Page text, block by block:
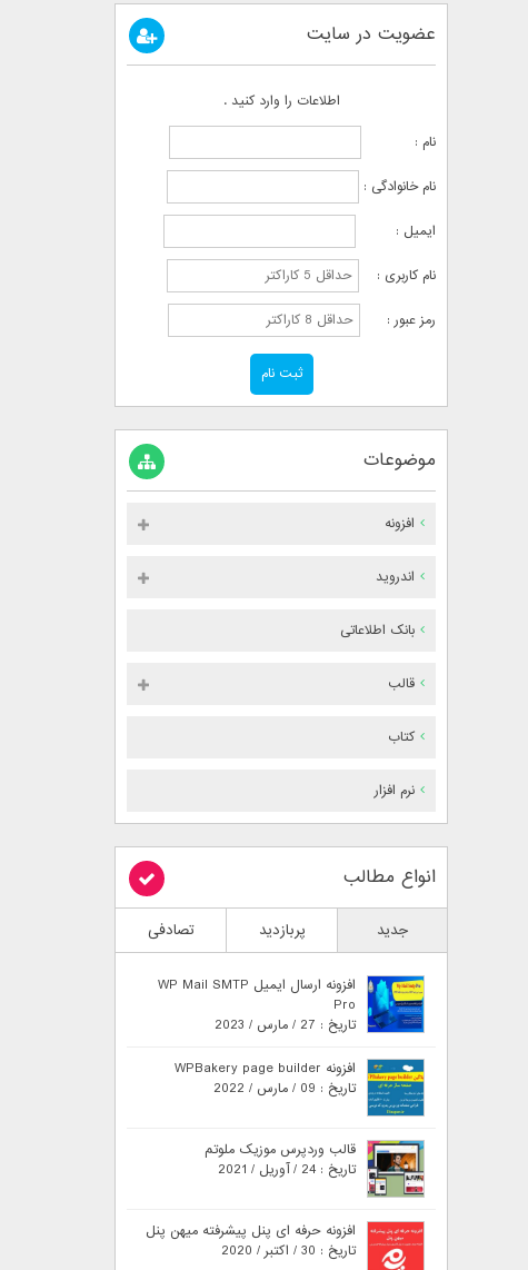
عضویت در سایت
اطلاعات را وارد کنید .
نام :
نام خانوادگی :
ایمیل :
نام کاربری :
رمز عبور :
موضوعات
افزونه
اندروید
بانک اطلاعاتی
قالب
کتاب
نرم افزار
انواع مطالب
جدید پربازدید تصادفی
افزونه ارسال ایمیل WP Mail SMTP
Pro
تاریخ : 27 / مارس / 2023
افزونه WPBakery page builder
تاریخ : 09 / مارس / 2022
قالب وردپرس موزیک ملوتم
تاریخ : 24 / آوریل / 2021
افزونه حرفه ای پنل پیشرفته میهن پنل
تاریخ : 30 / اکتبر / 2020